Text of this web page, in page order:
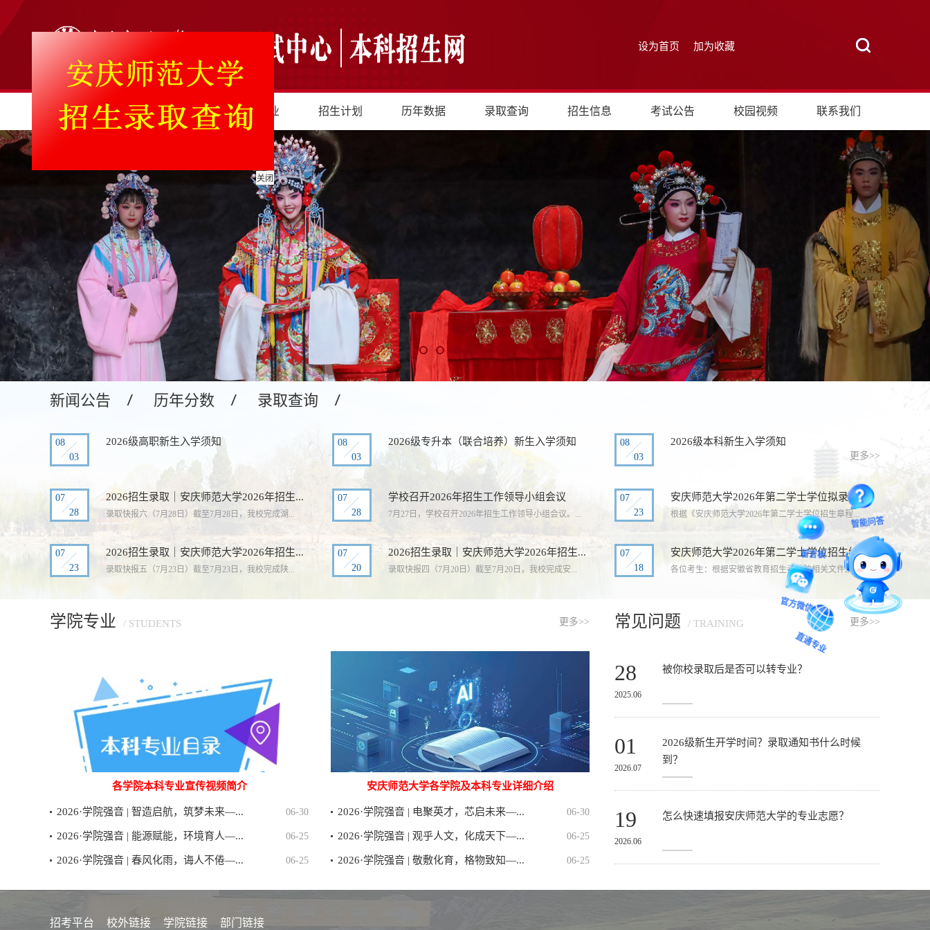
关闭
设为首页 加为收藏
首页 学校概况 学院专业 招生计划 历年数据 录取查询 招生信息 考试公告 校园视频 联系我们
新闻公告 历年分数 录取查询
08
03
2026级高职新生入学须知
08
03
2026级专升本（联合培养）新生入学须知
08
03
2026级本科新生入学须知
07
28
2026招生录取｜安庆师范大学2026年招生...
录取快报六（7月28日）截至7月28日，我校完成湖...
07
28
学校召开2026年招生工作领导小组会议
7月27日，学校召开2026年招生工作领导小组会议。...
07
23
安庆师范大学2026年第二学士学位拟录取...
根据《安庆师范大学2026年第二学士学位招生章程...
07
23
2026招生录取｜安庆师范大学2026年招生...
录取快报五（7月23日）截至7月23日，我校完成陕...
07
20
2026招生录取｜安庆师范大学2026年招生...
录取快报四（7月20日）截至7月20日，我校完成安...
07
18
安庆师范大学2026年第二学士学位招生综...
各位考生：根据安徽省教育招生考试院相关文件及...
更多>>
学院专业 / STUDENTS 更多>>
各学院本科专业宣传视频简介 安庆师范大学各学院及本科专业详细介绍
2026·学院强音 | 智造启航，筑梦未来—... 06-30 2026·学院强音 | 电聚英才，芯启未来—... 06-30
2026·学院强音 | 能源赋能，环境育人—... 06-25 2026·学院强音 | 观乎人文，化成天下—... 06-25
2026·学院强音 | 春风化雨，诲人不倦—... 06-25 2026·学院强音 | 敬敷化育，格物致知—... 06-25
常见问题 / TRAINING 更多>>
28
2025.06
被你校录取后是否可以转专业？
01
2026.07
2026级新生开学时间？录取通知书什么时候
到？
19
2026.06
怎么快速填报安庆师范大学的专业志愿？
招考平台 校外链接 学院链接 部门链接
智能问答
留言板
官方微信